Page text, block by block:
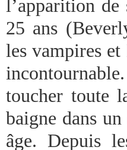
l’apparition de
25 ans
les vampires
toucher toute
baigne dans
âge. Depuis